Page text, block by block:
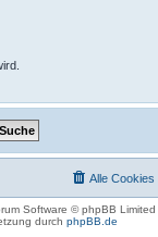
Alle Cookies
Software © phpBB Limited
durch phpBB.de